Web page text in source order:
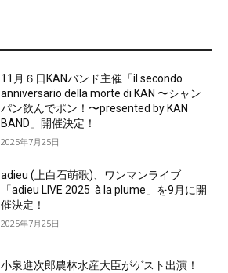
11月６日KANバンド主催「il secondo
anniversario della morte di KAN 〜シャン
パン飲んでポン！〜presented by KAN
BAND」開催決定！
2025年7月25日
adieu (上白石萌歌)、ワンマンライブ
「adieu LIVE 2025 à la plume」を9月に開
催決定！
2025年7月25日
小泉進次郎農林水産大臣がゲスト出演！